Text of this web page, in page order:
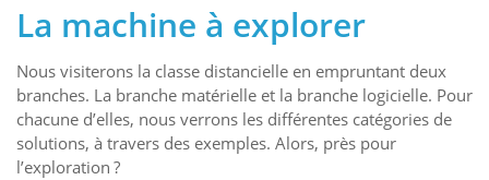
La machine à explorer
Nous visiterons la classe distancielle en empruntant deux
branches. La branche matérielle et la branche logicielle. Pour
chacune d’elles, nous verrons les différentes catégories de
solutions, à travers des exemples. Alors, près pour
l’exploration ?